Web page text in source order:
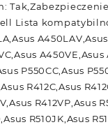
Lista
P550CC,Asus
R412C,Asus
R412VP,Asus
R510JK,Asus